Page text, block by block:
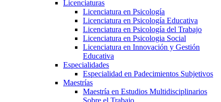
Licenciaturas
Licenciatura en Psicología
Licenciatura en Psicología Educativa
Licenciatura en Psicología del Trabajo
Licenciatura en Psicologia Social
Licenciatura en Innovación y Gestión
Educativa
Especialidades
Especialidad en Padecimientos Subjetivos
Maestrías
Maestría en Estudios Multidisciplinarios
Sobre el Trabajo